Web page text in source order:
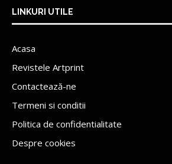
LINKURI UTILE
Acasa
Revistele Artprint
Contactează-ne
Termeni si conditii
Politica de confidentialitate
Despre cookies